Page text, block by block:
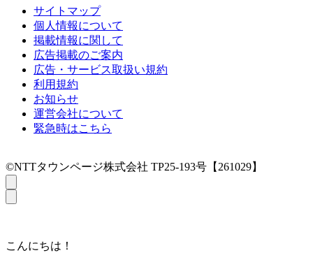
サイトマップ
個人情報について
掲載情報に関して
広告掲載のご案内
広告・サービス取扱い規約
利用規約
お知らせ
運営会社について
緊急時はこちら
©NTTタウンページ株式会社 TP25-193号【261029】
こんにちは！